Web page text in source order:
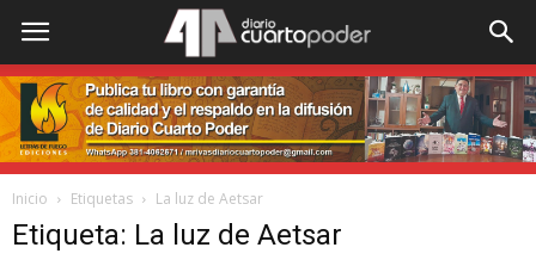
Inicio Etiquetas La luz de Aetsar
Etiqueta: La luz de Aetsar